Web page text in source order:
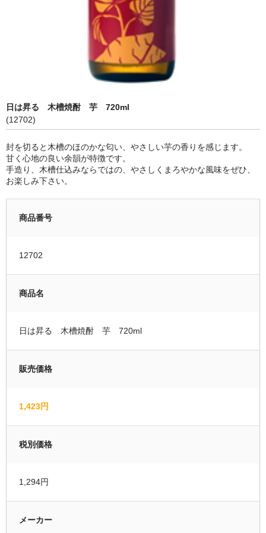
季節商品
黒龍酒造 [黒龍・九頭龍]
南部酒造場 [花垣]
瀬頭酒造 [東長]
お支払・配送
会員登録
日は昇る 木槽焼酎 芋 720ml
(12702)
封を切ると木槽のほのかな匂い、やさしい芋の香りを感じます。
甘く心地の良い余韻が特徴です。
手造り、木槽仕込みならではの、やさしくまろやかな風味をぜひ、
お楽しみ下さい。
商品番号
12702
商品名
日は昇る 木槽焼酎 芋 720ml
販売価格
1,423円
税別価格
1,294円
メーカー